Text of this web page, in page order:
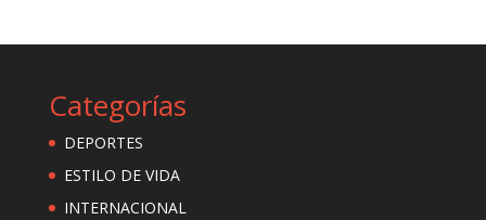
Categorías
DEPORTES
ESTILO DE VIDA
INTERNACIONAL